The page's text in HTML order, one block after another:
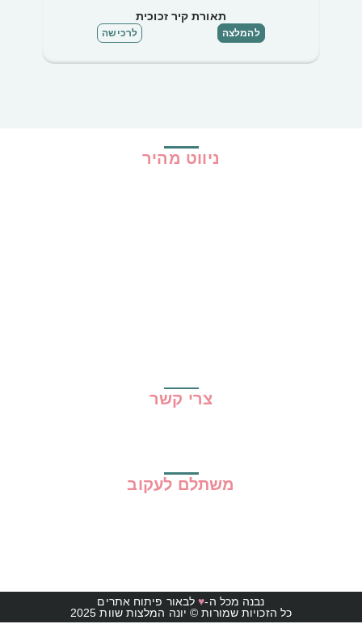
תאורת קיר זכוכית
להמלצה לרכישה
ניווט מהיר
צרי קשר
משתלם לעקוב
נבנה מכל ה-♥לבאור פיתוח אתרים
כל הזכויות שמורות © יונה המלצות שוות 2025